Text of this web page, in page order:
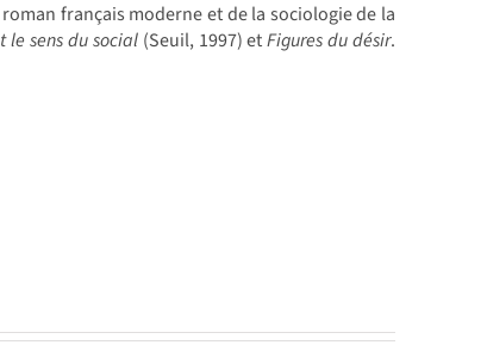
français moderne et de la sociologie de la
le sens du social(Seuil, 1997) etFigures du désir.